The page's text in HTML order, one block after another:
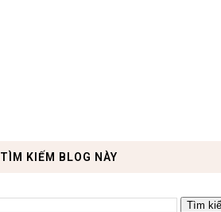
TÌM KIẾM BLOG NÀY